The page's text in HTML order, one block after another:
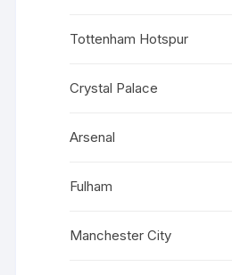
Tottenham Hotspur
Crystal Palace
Arsenal
Fulham
Manchester City